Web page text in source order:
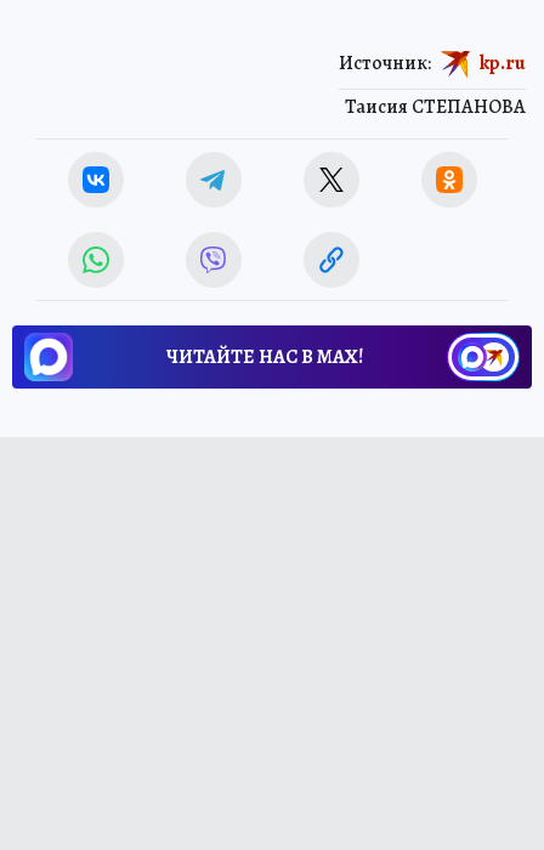
Таисия СТЕПАНОВА
Источник: kp.ru
ЧИТАЙТЕ НАС В МАХ!